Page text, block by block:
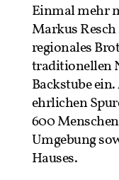
Einmal mehr
Markus
regionales
traditionellen
Backstube
ehrlichen
600
Umgebung
Hauses.